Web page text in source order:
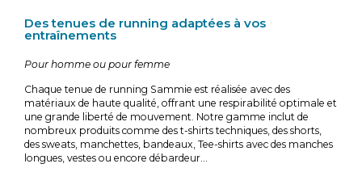
Des tenues de running adaptées à vos
entraînements
Pour homme ou pour femme
Chaque tenue de running Sammie est réalisée avec des
matériaux de haute qualité, offrant une respirabilité optimale et
une grande liberté de mouvement. Notre gamme inclut de
nombreux produits comme des t-shirts techniques, des shorts,
des sweats, manchettes, bandeaux, Tee-shirts avec des manches
longues, vestes ou encore débardeur…